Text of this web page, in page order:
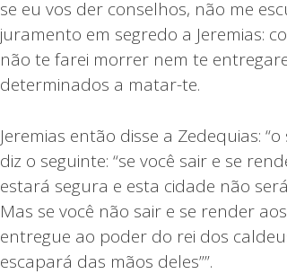
se eu vos der conselhos, não me
juramento em segredo a Jeremias:
não te farei morrer nem te
determinados a matar-te.
Jeremias então disse a Zedequias:
diz o seguinte: “se você sair e se
estará segura e esta cidade não
Mas se você não sair e se render
entregue ao poder do rei dos
escapará das mãos deles””.